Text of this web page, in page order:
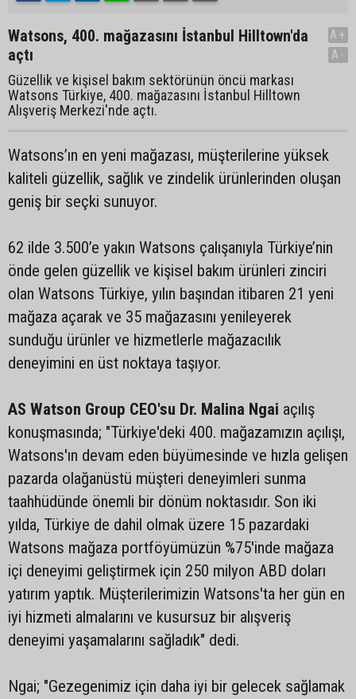
Watsons, 400. mağazasını İstanbul Hilltown'da
açtı
Güzellik ve kişisel bakım sektörünün öncü markası
Watsons Türkiye, 400. mağazasını İstanbul Hilltown
Alışveriş Merkezi'nde açtı.
A+
A-
Watsons’ın en yeni mağazası, müşterilerine yüksek
kaliteli güzellik, sağlık ve zindelik ürünlerinden oluşan
geniş bir seçki sunuyor.
62 ilde 3.500’e yakın Watsons çalışanıyla Türkiye’nin
önde gelen güzellik ve kişisel bakım ürünleri zinciri
olan Watsons Türkiye, yılın başından itibaren 21 yeni
mağaza açarak ve 35 mağazasını yenileyerek
sunduğu ürünler ve hizmetlerle mağazacılık
deneyimini en üst noktaya taşıyor.
AS Watson Group CEO'su Dr. Malina Ngai açılış
konuşmasında; "Türkiye'deki 400. mağazamızın açılışı,
Watsons'ın devam eden büyümesinde ve hızla gelişen
pazarda olağanüstü müşteri deneyimleri sunma
taahhüdünde önemli bir dönüm noktasıdır. Son iki
yılda, Türkiye de dahil olmak üzere 15 pazardaki
Watsons mağaza portföyümüzün %75'inde mağaza
içi deneyimi geliştirmek için 250 milyon ABD doları
yatırım yaptık. Müşterilerimizin Watsons'ta her gün en
iyi hizmeti almalarını ve kusursuz bir alışveriş
deneyimi yaşamalarını sağladık" dedi.
Ngai; "Gezegenimiz için daha iyi bir gelecek sağlamak